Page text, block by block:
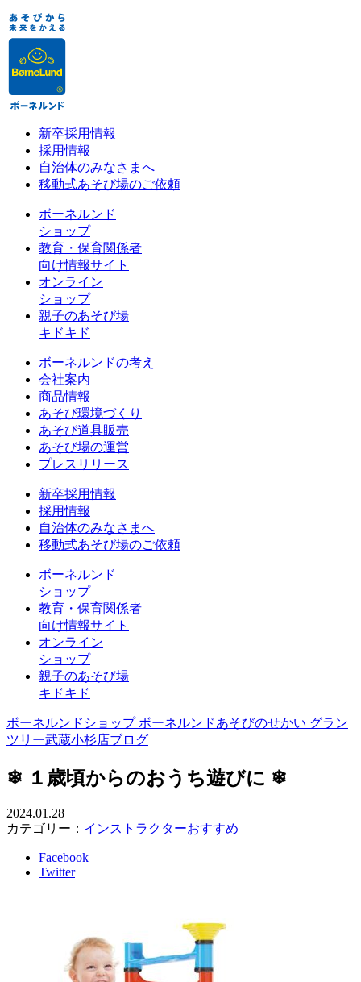
新卒採用情報
採用情報
自治体のみなさまへ
移動式あそび場のご依頼
ボーネルンド
ショップ
教育・保育関係者
向け情報サイト
オンライン
ショップ
親子のあそび場
キドキド
ボーネルンドの考え
会社案内
商品情報
あそび環境づくり
あそび道具販売
あそび場の運営
プレスリリース
新卒採用情報
採用情報
自治体のみなさまへ
移動式あそび場のご依頼
ボーネルンド
ショップ
教育・保育関係者
向け情報サイト
オンライン
ショップ
親子のあそび場
キドキド
ボーネルンドショップ ボーネルンドあそびのせかい グラン
ツリー武蔵小杉店ブログ
❄ １歳頃からのおうち遊びに ❄
2024.01.28
カテゴリー： インストラクターおすすめ
Facebook
Twitter